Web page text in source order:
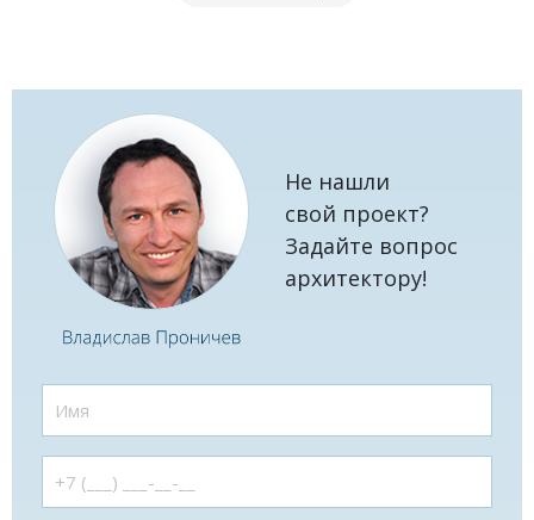
Не нашли
свой проект?
Задайте вопрос
архитектору!